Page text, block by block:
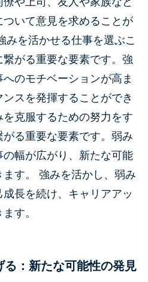
いて意見を求めることが
みを活かせる仕事を選ぶこ
がる重要な要素です。強
のモチベーションが高ま
スを発揮することができ
克服するための努力をす
る重要な要素です。弱み
幅が広がり、新たな可能
す。 強みを活かし、弱み
長を続け、キャリアアッ
す。
：新たな可能性の発見